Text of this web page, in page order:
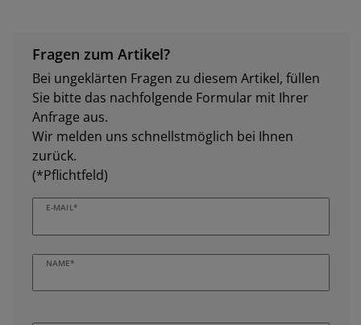
Fragen zum Artikel?
Bei ungeklärten Fragen zu diesem Artikel, füllen
Sie bitte das nachfolgende Formular mit Ihrer
Anfrage aus.
Wir melden uns schnellstmöglich bei Ihnen
zurück.
(*Pflichtfeld)
E-MAIL*
NAME*